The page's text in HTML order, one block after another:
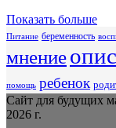
Показать больше
Питание беременность
мнение
помощь ребенок
Сайт для будущих
2026 г.